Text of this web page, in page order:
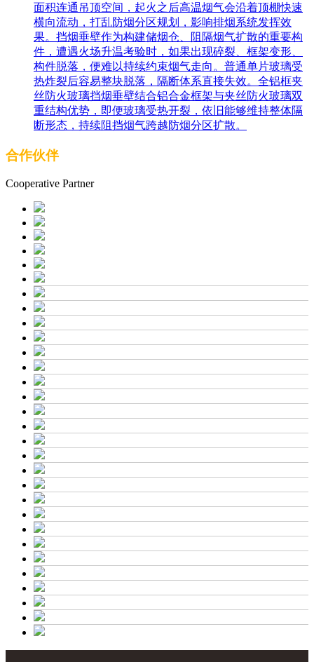
面积连通吊顶空间，起火之后高温烟气会沿着顶棚快速
横向流动，打乱防烟分区规划，影响排烟系统发挥效
果。挡烟垂壁作为构建储烟仓、阻隔烟气扩散的重要构
件，遭遇火场升温考验时，如果出现碎裂、框架变形、
构件脱落，便难以持续约束烟气走向。普通单片玻璃受
热炸裂后容易整块脱落，隔断体系直接失效。全铝框夹
丝防火玻璃挡烟垂壁结合铝合金框架与夹丝防火玻璃双
重结构优势，即便玻璃受热开裂，依旧能够维持整体隔
断形态，持续阻挡烟气跨越防烟分区扩散。
合作伙伴
Cooperative Partner